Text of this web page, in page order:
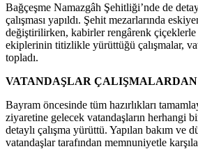
Bağçeşme Namazgâh Şehitliği’nde de
çalışması yapıldı. Şehit mezarlarında
değiştirilirken, kabirler rengârenk
ekiplerinin titizlikle yürüttüğü çalışmalar,
topladı.
VATANDAŞLAR
Bayram öncesinde tüm hazırlıkları
ziyaretine gelecek vatandaşların herhangi
detaylı çalışma yürüttü. Yapılan bakım ve
vatandaşlar tarafından memnuniyetle